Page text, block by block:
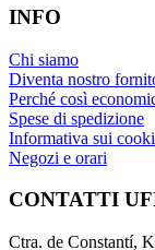
INFO
Chi siamo
Diventa nostro
Perché così
Spese di spedizione
Informativa sui
Negozi e orari
CONTATTI
Ctra. de Constantí,